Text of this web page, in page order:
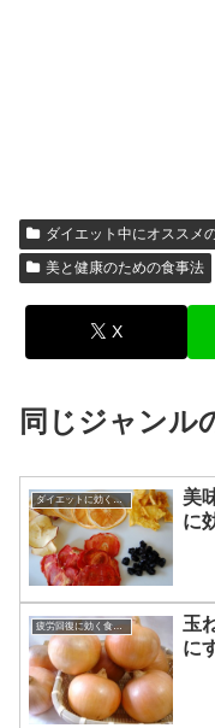
ダイエット中にオススメ
美と健康のための食事法
X
同じジャンル
ダイエットに効くレシピ
美
に
疲労回復に効く食べ物
玉
に